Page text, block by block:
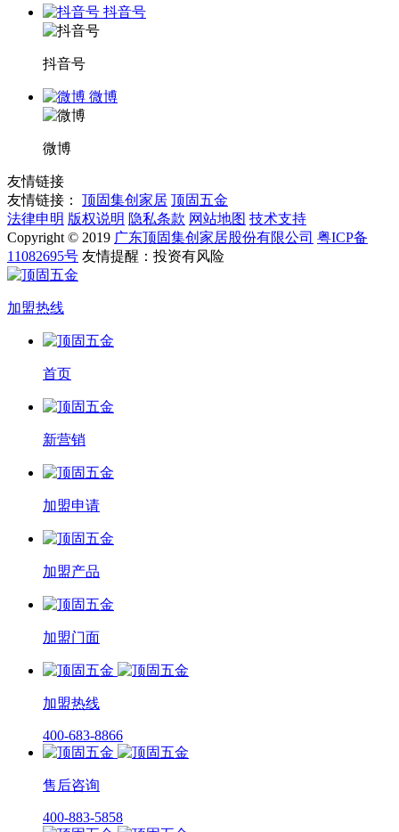
抖音号
抖音号
微博
微博
友情链接
友情链接：
顶固集创家居 顶固五金
法律申明 版权说明 隐私条款 网站地图 技术支持
Copyright © 2019 广东顶固集创家居股份有限公司 粤ICP备
11082695号 友情提醒：投资有风险
加盟热线
首页
新营销
加盟申请
加盟产品
加盟门面
加盟热线
400-683-8866
售后咨询
400-883-5858